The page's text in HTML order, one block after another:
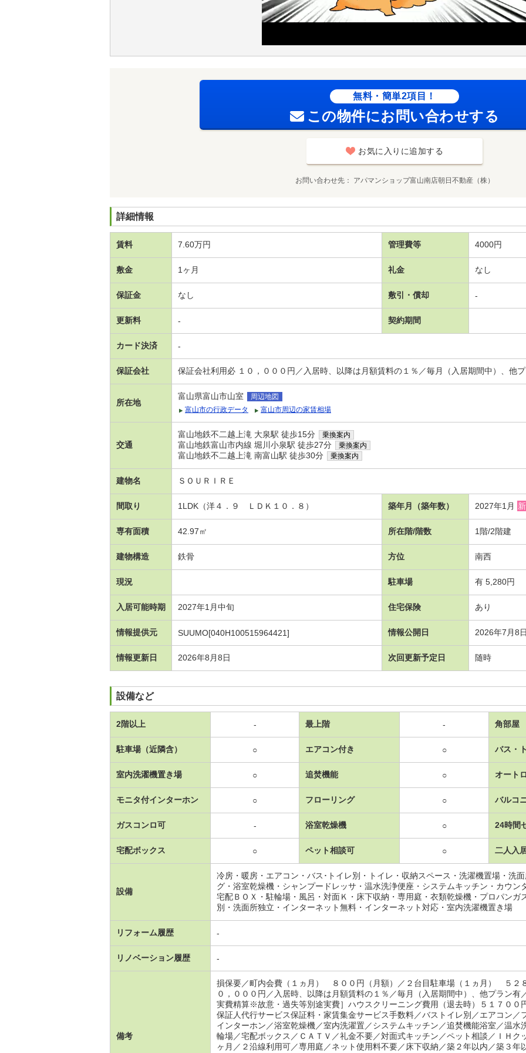
無料・簡単2項目！
この物件にお問い合わせする
お気に入りに追加する
お問い合わせ先 アパマンショップ富山南店朝日不動産（株）
詳細情報
賃料 7.60万円 管理費等 4000円
敷金 1ヶ月 礼金 なし
保証金 なし 敷引・償却 -
更新料 - 契約期間
カード決済 -
保証会社 保証会社利用必 １０，０００円／入居時、以降は月額賃料の１％／毎月（入居期間中）、他
所在地
富山県富山市山室
周辺地図
富山市の行政データ
富山市周辺の家賃相場
交通
富山地鉄不二越上滝 大泉駅 徒歩15分 乗換案内
富山地鉄富山市内線 堀川小泉駅 徒歩27分 乗換案内
富山地鉄不二越上滝 南富山駅 徒歩30分 乗換案内
建物名 ＳＯＵＲＩＲＥ
間取り 1LDK（洋４．９ ＬＤＫ１０．８） 築年月（築年数） 2027年1月
専有面積 42.97㎡ 所在階/階数 1階/2階建
建物構造 鉄骨 方位 南西
現況 駐車場 有 5,280円
入居可能時期 2027年1月中旬 住宅保険 あり
情報提供元 SUUMO[040H100515964421] 情報公開日 2026年7月8日
情報更新日 2026年8月8日 次回更新予定日 随時
設備など
2階以上 - 最上階 - 角部屋
駐車場（近隣含） ○ エアコン付き ○ バス・
室内洗濯機置き場 ○ 追焚機能 ○ オート
モニタ付インターホン ○ フローリング ○ バルコ
ガスコンロ可 - 浴室乾燥機 ○ 24時間
宅配ボックス ○ ペット相談可 ○ 二人入
設備
冷房・暖房・エアコン・バス･トイレ別・トイレ・収納スペース・洗濯機置場・洗
グ・浴室乾燥機・シャンプードレッサ・温水洗浄便座・システムキッチン・カウン
宅配ＢＯＸ・駐輪場・風呂・対面Ｋ・床下収納・専用庭・衣類乾燥機・プロパンガ
別・洗面所独立・インターネット無料・インターネット対応・室内洗濯機置き場
リフォーム履歴 -
リノベーション履歴 -
備考
損保要／町内会費（１ヵ月） ８００円（月額）／２台目駐車場（１ヵ月） ５２
０，０００円／入居時、以降は月額賃料の１％／毎月（入居期間中）、他プラン
実費精算※故意・過失等別途実費］ハウスクリーニング費用（退去時）５１７０
保証人代行サービス保証料・家賃集金サービス手数料／バストイレ別／エアコン／
インターホン／浴室乾燥機／室内洗濯置／システムキッチン／追焚機能浴室／温水
輪場／宅配ボックス／ＣＡＴＶ／礼金不要／対面式キッチン／ペット相談／ＩＨク
ヶ月／２沿線利用可／専用庭／ネット使用料不要／床下収納／築２年以内／築３年